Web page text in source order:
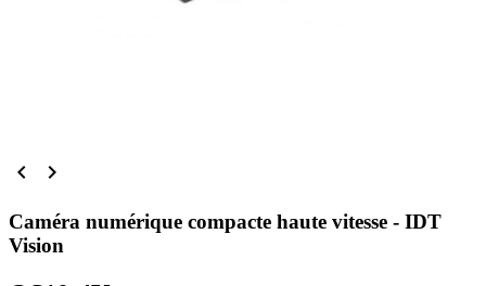
 
Caméra numérique compacte haute vitesse - IDT
Vision